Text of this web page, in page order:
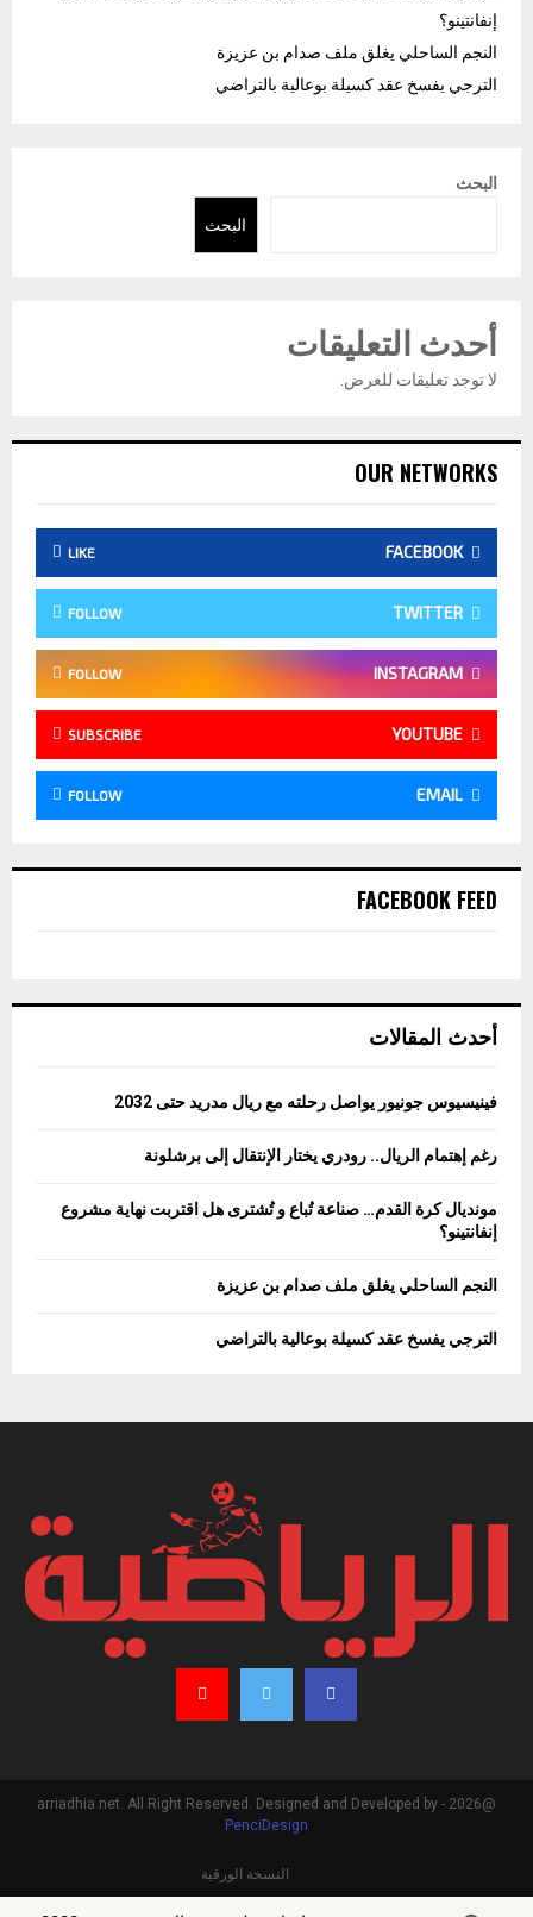
إنفانتينو؟
النجم الساحلي يغلق ملف صدام بن عزيزة
الترجي يفسخ عقد كسيلة بوعالية بالتراضي
البحث
البحث
أحدث التعليقات
لا توجد تعليقات للعرض.
OUR NETWORKS
FACEBOOK
LIKE
TWITTER
FOLLOW
INSTAGRAM
FOLLOW
YOUTUBE
SUBSCRIBE
EMAIL
FOLLOW
FACEBOOK FEED
أحدث المقالات
فينيسيوس جونيور يواصل رحلته مع ريال مدريد حتى 2032
رغم إهتمام الريال.. رودري يختار الإنتقال إلى برشلونة
مونديال كرة القدم… صناعة تُباع و تُشترى هل اقتربت نهاية مشروع
إنفانتينو؟
النجم الساحلي يغلق ملف صدام بن عزيزة
الترجي يفسخ عقد كسيلة بوعالية بالتراضي
@2026 - arriadhia.net. All Right Reserved. Designed and Developed by
PenciDesign
النسخة الورقية